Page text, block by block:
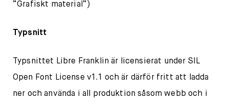
”Grafiskt material”)
Typsnitt
Typsnittet Libre Franklin är licensierat under SIL
Open Font License v1.1 och är därför fritt att ladda
ner och använda i all produktion såsom webb och i